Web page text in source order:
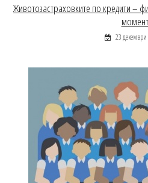
Животозастраховките по кредити –
момент
23